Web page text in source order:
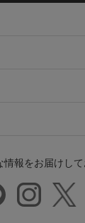
情報をお届けし